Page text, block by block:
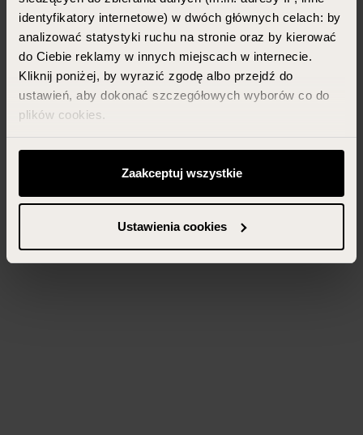
identyfikatory internetowe) w dwóch głównych celach: by
analizować statystyki ruchu na stronie oraz by kierować
do Ciebie reklamy w innych miejscach w internecie.
Kliknij poniżej, by wyrazić zgodę albo przejdź do
ustawień, aby dokonać szczegółowych wyborów co do
plików cookies.
Możesz zawsze zarządzać swoimi zgodami (w tym
odwołać te, których udzieliłeś wcześniej) klikając w
przycisk „Ustawienia cookies” widoczny na samym dole
Więcej informacji znajdziesz w zakładce „Szczegóły”
Zaakceptuj wszystkie
Ustawienia cookies